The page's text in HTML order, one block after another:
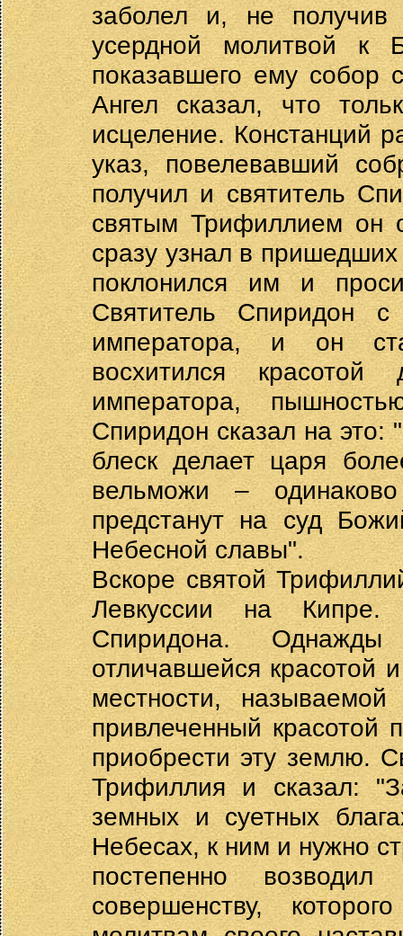
заболел и, не
усердной молитвой к
показавшего ему собор
Ангел сказал, что
исцеление. Констанций
указ, повелевавший
получил и святитель
святым Трифиллием он
сразу узнал в
поклонился им и
Святитель Спиридон с
императора, и он
восхитился
императора,
Спиридон сказал на это:
блеск делает царя
вельможи –
предстанут на суд
Небесной славы".
Вскоре святой
Левкуссии на
Спиридона.
отличавшейся красотой
местности,
привлеченный красотой
приобрести эту землю.
Трифиллия и сказал:
земных и суетных
Небесах, к ним и нужно
постепенно
совершенству,